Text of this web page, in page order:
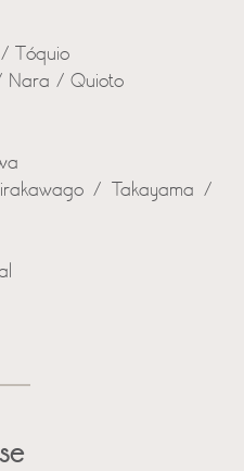
Tóquio
Nara / Quioto
/ Takayama /